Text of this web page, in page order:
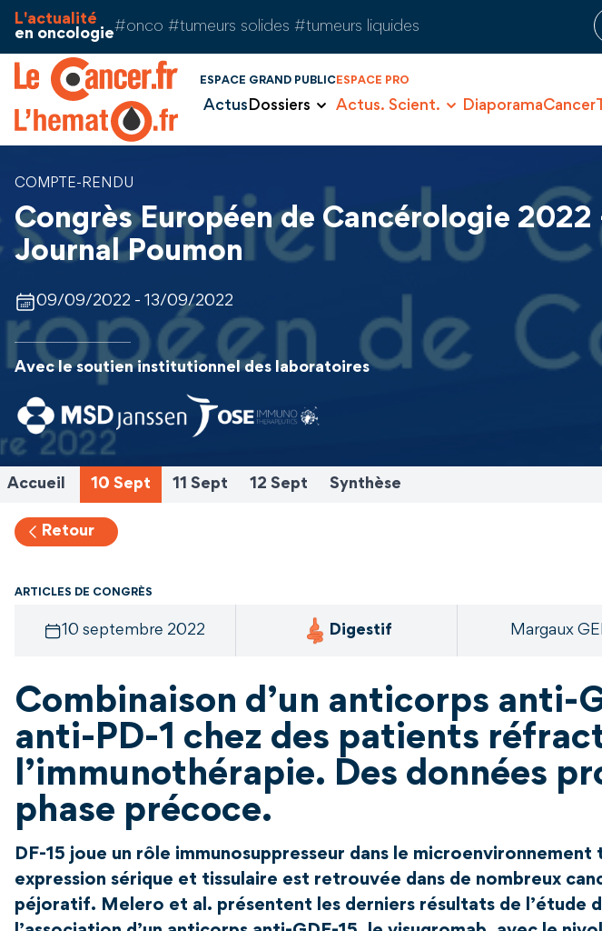
Aller au contenu
L'actualité
en oncologie#onco #tumeurs solides #tumeurs liquides
ESPACE GRAND PUBLIC
ActusDossiers
ESPACE PRO
Actus. Scient. Diaporama
COMPTE-RENDU
Congrès Européen de Cancérologie 2022
Journal Poumon
09/09/2022 - 13/09/2022
Avec le soutien institutionnel des laboratoires
Accueil 10 Sept 11 Sept 12 Sept Synthèse
Retour
ARTICLES DE CONGRÈS
10 septembre 2022 Digestif Margaux
Combinaison d’un anticorps anti-
anti-PD-1 chez des patients
l’immunothérapie. Des données
phase précoce.
DF-15 joue un rôle immunosuppresseur dans le
expression sérique et tissulaire est retrouvée dans de nombreux
péjoratif. Melero et al. présentent les derniers résultats de l’étude
Panneau de gestion des cookies